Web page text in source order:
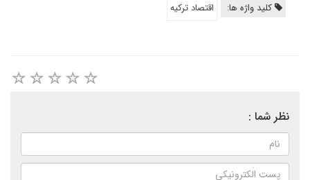
کلید واژه ها: اقتصاد ترکیه
نظر شما :